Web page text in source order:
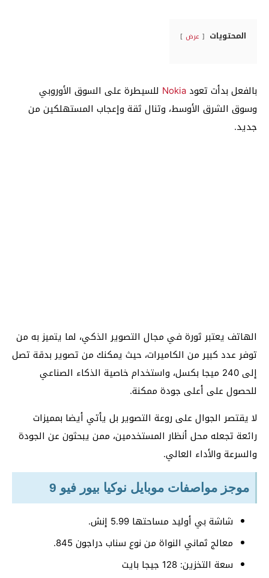
المحتويات عرض
بالفعل بدأت تعود Nokia للسيطرة على السوق الأوروبي
وسوق الشرق الأوسط، وتنال ثقة وإعجاب المستهلكين من
جديد.
الهاتف يعتبر ثورة في مجال التصوير الذكي، لما يتميز به من
توفر عدد كبير من الكاميرات، حيث يمكنك من تصوير بدقة تصل
إلى 240 ميجا بكسل، واستخدام خاصية الذكاء الصناعي
للحصول على أعلى جودة ممكنة.
لا يقتصر الجوال على روعة التصوير بل يأتي أيضا بمميزات
رائعة تجعله محل أنظار المستخدمين، ممن يبحثون عن الجودة
والسرعة والأداء العالي.
موجز مواصفات موبايل نوكيا بيور فيو 9
شاشة بي أوليد مساحتها 5.99 إنش.
معالج ثماني النواة من نوع سناب دراجون 845.
سعة التخزين: 128 جيجا بايت